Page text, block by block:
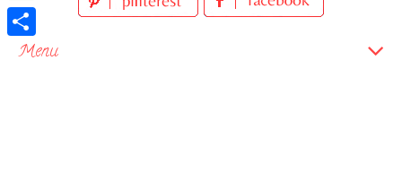
Menu
WhatsApp
Teilen